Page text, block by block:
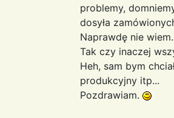
problemy,
dosyła
Naprawdę nie wiem.
Tak czy inaczej
Heh, sam bym
produkcyjny itp...
Pozdrawiam.